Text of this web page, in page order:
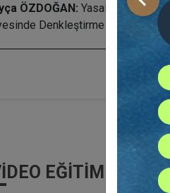
Önceki
ÖZDOĞAN: Yasal Mal Rejiminin
Denkleştirme
EĞITIMLER